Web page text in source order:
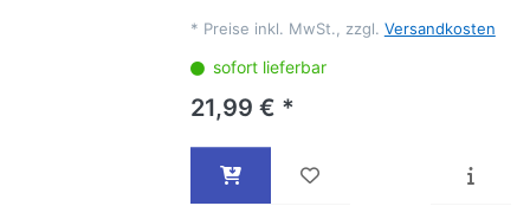
* Preise inkl. MwSt., zzgl. Versandkosten
sofort lieferbar
21,99 € *